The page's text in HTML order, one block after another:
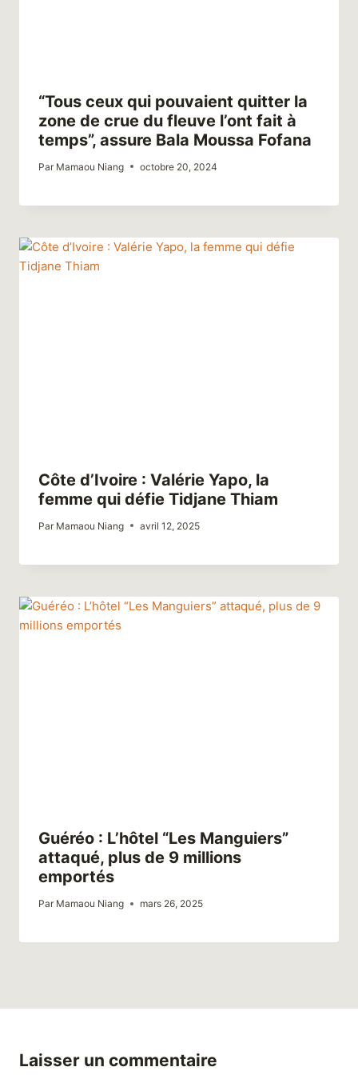
“Tous ceux qui pouvaient quitter la
zone de crue du fleuve l’ont fait à
temps”, assure Bala Moussa Fofana
Par Mamaou Niang octobre 20, 2024
Côte d’Ivoire : Valérie Yapo, la
femme qui défie Tidjane Thiam
Par Mamaou Niang avril 12, 2025
Guéréo : L’hôtel “Les Manguiers”
attaqué, plus de 9 millions
emportés
Par Mamaou Niang mars 26, 2025
Laisser un commentaire